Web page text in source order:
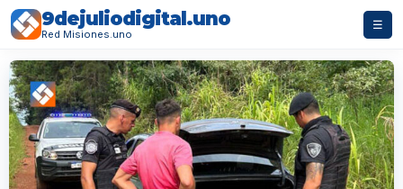
9dejuliodigital.uno
Red Misiones.uno
☰